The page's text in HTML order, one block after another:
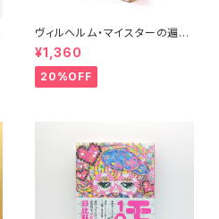
ヴィルヘルム・マイスターの遍歴
時代 (上)(中)(下)（岩波文庫）
¥1,360
20%OFF